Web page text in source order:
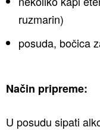
ruzmarin)
posuda, bočica
Način pripreme:
U posudu sipati